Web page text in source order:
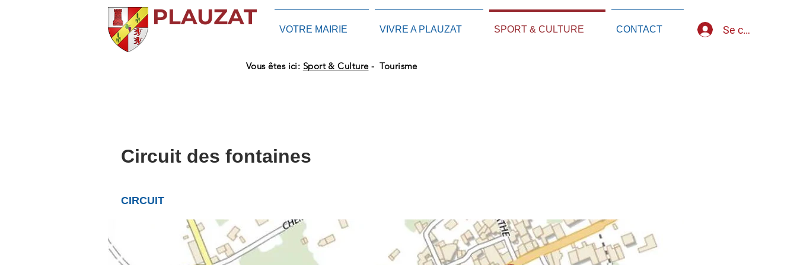
PLAUZAT VOTRE MAIRIE VIVRE A PLAUZAT SPORT & CULTURE CONTACT Se connecter
Vous êtes ici: Sport & Culture- Tourisme
Circuit des fontaines
CIRCUIT